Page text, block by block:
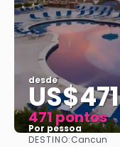
desde
US$471
471 pontos
Por pessoa
DESTINO:Cancun